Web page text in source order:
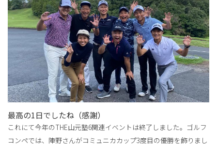
最高の1日でしたね（感謝）
これにて今年のTHE山元塾6関連イベントは終了しました。ゴルフ
コンペでは、陣野さんがコミュニカカップ3度目の優勝を飾りまし